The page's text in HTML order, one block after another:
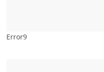
Error9